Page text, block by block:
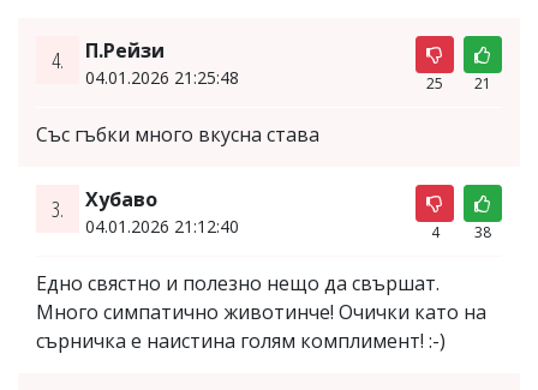
4. П.Рейзи
04.01.2026 21:25:48 25 21
Със гъбки много вкусна става
3. Хубаво
04.01.2026 21:12:40 4 38
Едно свястно и полезно нещо да свършат.
Много симпатично животинче! Очички като на
сърничка е наистина голям комплимент! :-)